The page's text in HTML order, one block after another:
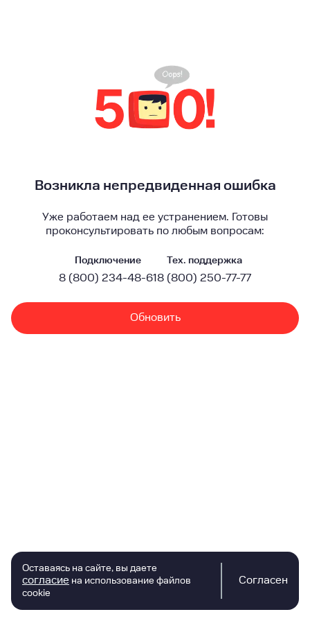
Возникла непредвиденная ошибка
Уже работаем над ее устранением. Готовы
проконсультировать по любым вопросам:
Подключение
8 (800) 234-48-61
Тех. поддержка
8 (800) 250-77-77
Обновить
Оставаясь на сайте, вы даете
согласие на использование файлов
cookie
Согласен